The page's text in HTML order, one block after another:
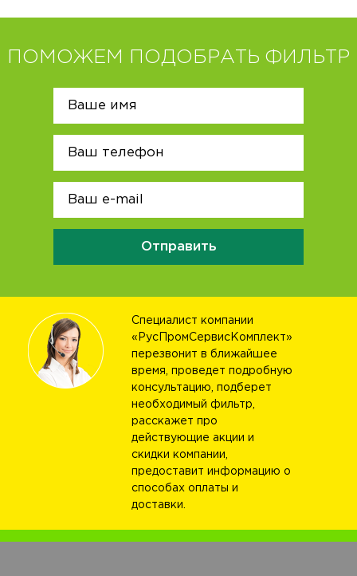
ПОМОЖЕМ ПОДОБРАТЬ ФИЛЬТР
Отправить
Специалист компании
«РусПромСервисКомплект»
перезвонит в ближайшее
время, проведет подробную
консультацию, подберет
необходимый фильтр,
расскажет про
действующие акции и
скидки компании,
предоставит информацию о
способах оплаты и
доставки.